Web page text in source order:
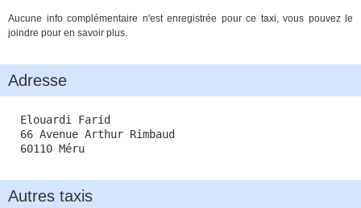
Aucune info complémentaire n'est enregistrée pour ce taxi, vous pouvez le
joindre pour en savoir plus.
Adresse
Elouardi Farid
66 Avenue Arthur Rimbaud
60110 Méru
Autres taxis